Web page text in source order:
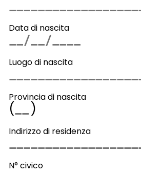
Data di nascita
Luogo di nascita
Provincia di nascita
( )
Indirizzo di residenza
N° civico